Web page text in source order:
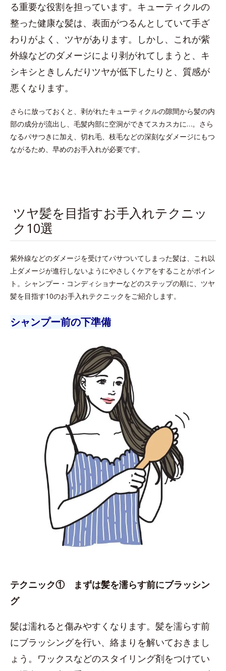
る重要な役割を担っています。キューティクルの
整った健康な髪は、表面がつるんとしていて手ざ
わりがよく、ツヤがあります。しかし、これが紫
外線などのダメージにより剥がれてしまうと、キ
シキシときしんだりツヤが低下したりと、質感が
悪くなります。
さらに放っておくと、剥がれたキューティクルの隙間から髪の内
部の成分が流出し、毛髪内部に空洞ができてスカスカに…。さら
なるパサつきに加え、切れ毛、枝毛などの深刻なダメージにもつ
ながるため、早めのお手入れが必要です。
ツヤ髪を目指すお手入れテクニッ
ク10選
紫外線などのダメージを受けてパサついてしまった髪は、これ以
上ダメージが進行しないようにやさしくケアをすることがポイン
ト。シャンプー・コンディショナーなどのステップの順に、ツヤ
髪を目指す10のお手入れテクニックをご紹介します。
シャンプー前の下準備
テクニック① まずは髪を濡らす前にブラッシン
グ
髪は濡れると傷みやすくなります。髪を濡らす前
にブラッシングを行い、絡まりを解いておきまし
ょう。ワックスなどのスタイリング剤をつけてい